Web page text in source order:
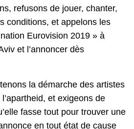
refusons de jouer, chanter,
conditions, et appelons les
Eurovision 2019 » à
et l’annoncer dès
la démarche des artistes
et exigeons de
fasse tout pour trouver une
en tout état de cause